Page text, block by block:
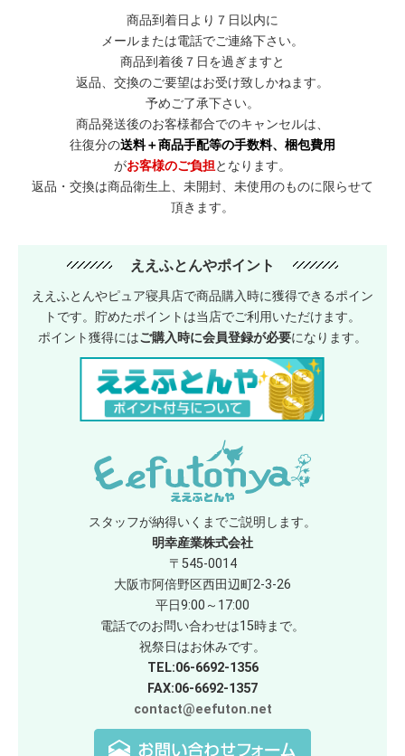
商品到着日より７日以内に
メールまたは電話でご連絡下さい。
商品到着後７日を過ぎますと
返品、交換のご要望はお受け致しかねます。
予めご了承下さい。
商品発送後のお客様都合でのキャンセルは、
往復分の送料＋商品手配等の手数料、梱包費用
がお客様のご負担となります。
返品・交換は商品衛生上、未開封、未使用のものに限らせて
頂きます。
ええふとんやポイント
ええふとんやピュア寝具店で商品購入時に獲得できるポイン
トです。貯めたポイントは当店でご利用いただけます。
ポイント獲得にはご購入時に会員登録が必要になります。
スタッフが納得いくまでご説明します。
明幸産業株式会社
〒545-0014
大阪市阿倍野区西田辺町2-3-26
平日9:00～17:00
電話でのお問い合わせは15時まで。
祝祭日はお休みです。
TEL:06-6692-1356
FAX:06-6692-1357
contact@eefuton.net